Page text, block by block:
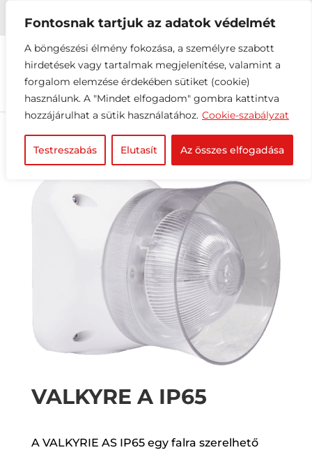
Fontosnak tartjuk az adatok védelmét
A böngészési élmény fokozása, a személyre szabott
hirdetések vagy tartalmak megjelenítése, valamint a
forgalom elemzése érdekében sütiket (cookie)
használunk. A "Mindet elfogadom" gombra kattintva
hozzájárulhat a sütik használatához. Cookie-szabályzat
Testreszabás Elutasít Az összes elfogadása
 +36 1 216 2612 info@elektrovill.hu
VALKYRE A IP65
A VALKYRIE AS IP65 egy falra szerelhető